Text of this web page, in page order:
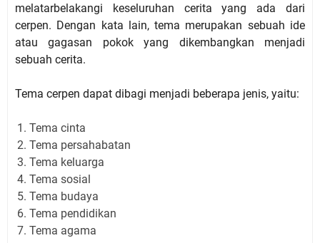
melatarbelakangi keseluruhan cerita yang ada dari
cerpen. Dengan kata lain, tema merupakan sebuah ide
atau gagasan pokok yang dikembangkan menjadi
sebuah cerita.
Tema cerpen dapat dibagi menjadi beberapa jenis, yaitu:
Tema cinta
Tema persahabatan
Tema keluarga
Tema sosial
Tema budaya
Tema pendidikan
Tema agama